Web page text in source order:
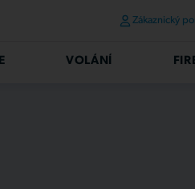
Zákaznický
VOLÁNÍ